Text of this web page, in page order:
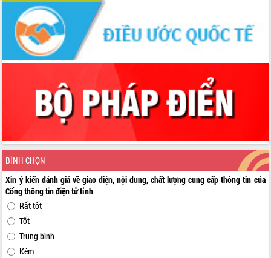
BÌNH CHỌN
Xin ý kiến đánh giá về giao diện, nội dung, chất lượng cung cấp thông tin của
Cổng thông tin điện tử tỉnh
Rất tốt
Tốt
Trung bình
Kém